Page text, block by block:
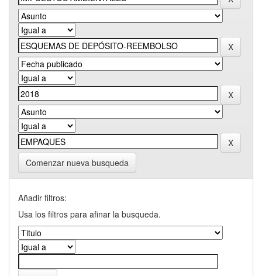
Comenzar nueva busqueda
Añadir filtros:
Usa los filtros para afinar la busqueda.